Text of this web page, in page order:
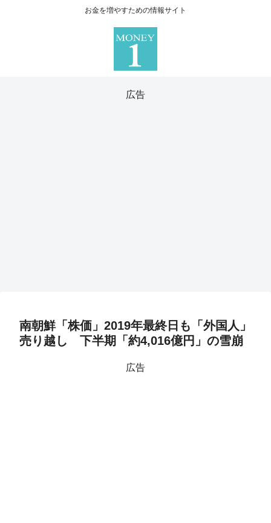
お金を増やすための情報サイト
広告
南朝鮮「株価」2019年最終日も「外国人」
売り越し 下半期「約4,016億円」の雪崩
広告